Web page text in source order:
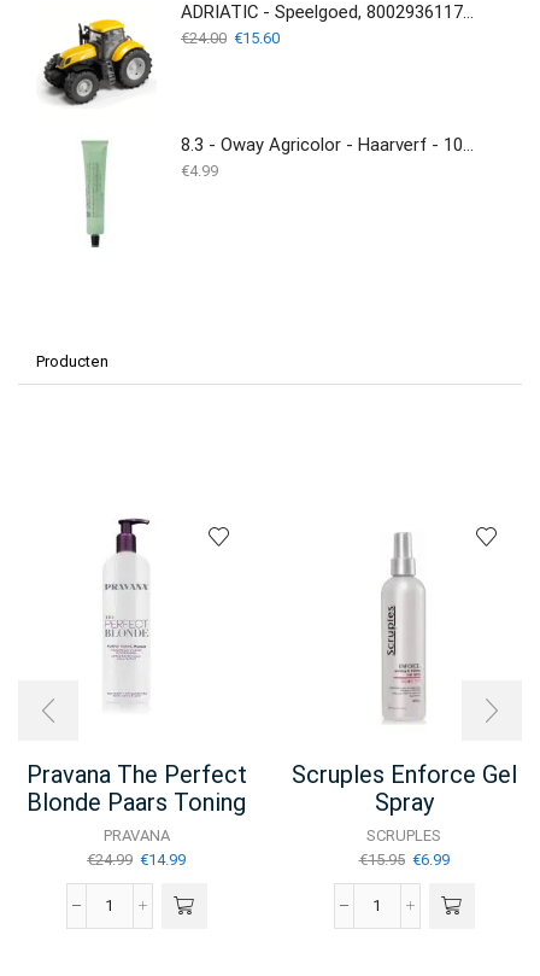
ADRIATIC - Speelgoed, 8002936117601 - Tractor
€24.00 Oorspronkelijke
€15.60Huidige
8.3 - Oway Agricolor - Haarverf - 100ML
€4.99
Producten
Pravana The Perfect
Blonde Paars Toning
Masque 470ml
PRAVANA
€24.99 Oorspronkelijke
prijs
was:
€24.99.
€14.99Huidige
is:
Pravana
Scruples Enforce Gel
Spray
SCRUPLES
€15.95 Oorspronkelijke
prijs
was:
€15.95.
€6.99Huidige
is:
Scruples